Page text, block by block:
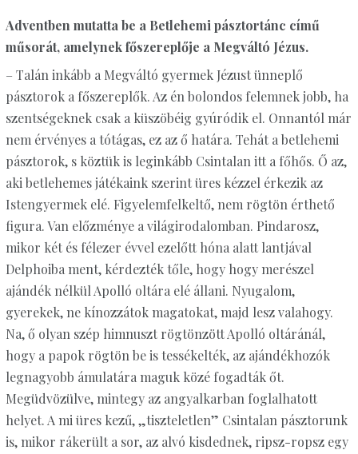
Adventben mutatta be a Betlehemi pásztortánc című
műsorát, amelynek főszereplője a Megváltó Jézus.
– Talán inkább a Megváltó gyermek Jézust ünneplő
pásztorok a főszereplők. Az én bolondos felemnek jobb, ha
szentségeknek csak a küszöbéig gyúródik el. Onnantól már
nem érvényes a tótágas, ez az ő határa. Tehát a betlehemi
pásztorok, s köztük is leginkább Csintalan itt a főhős. Ő az,
aki betlehemes játékaink szerint üres kézzel érkezik az
Istengyermek elé. Figyelemfelkeltő, nem rögtön érthető
figura. Van előzménye a világirodalomban. Pindarosz,
mikor két és félezer évvel ezelőtt hóna alatt lantjával
Delphoiba ment, kérdezték tőle, hogy hogy merészel
ajándék nélkül Apolló oltára elé állani. Nyugalom,
gyerekek, ne kínozzátok magatokat, majd lesz valahogy.
Na, ő olyan szép himnuszt rögtönzött Apolló oltáránál,
hogy a papok rögtön be is tessékelték, az ajándékhozók
legnagyobb ámulatára maguk közé fogadták őt.
Megüdvözülve, mintegy az angyalkarban foglalhatott
helyet. A mi üres kezű, „tiszteletlen” Csintalan pásztorunk
is, mikor rákerült a sor, az alvó kisdednek, ripsz-ropsz egy